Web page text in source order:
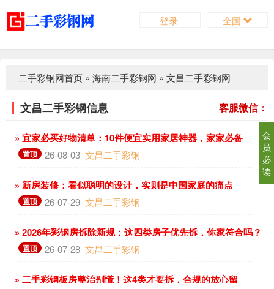
全国
登录
二手彩钢网首页 » 海南二手彩钢网 » 文昌二手彩钢网
文昌二手彩钢信息 客服微信：
» 宜家必买好物清单：10件便宜实用家居神器，家家必备
置顶 26-08-03 文昌二手彩钢
» 新房装修：看似聪明的设计，实则是中国家庭的痛点
置顶 26-07-29 文昌二手彩钢
» 2026年彩钢房拆除新规：这四类房子优先拆，你家符合吗？
置顶 26-07-28 文昌二手彩钢
» 二手彩钢板房整治别慌！这4类才要拆，合规的放心留
会
员
必
读